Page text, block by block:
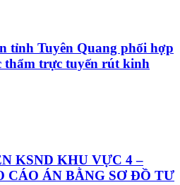
tỉnh Tuyên Quang phối hợp
thẩm trực tuyến rút kinh
KSND KHU VỰC 4 –
CÁO ÁN BẰNG SƠ ĐỒ TƯ